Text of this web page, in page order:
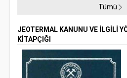
Tümü
JEOTERMAL KANUNU VE İLGİLİ
KİTAPÇIĞI